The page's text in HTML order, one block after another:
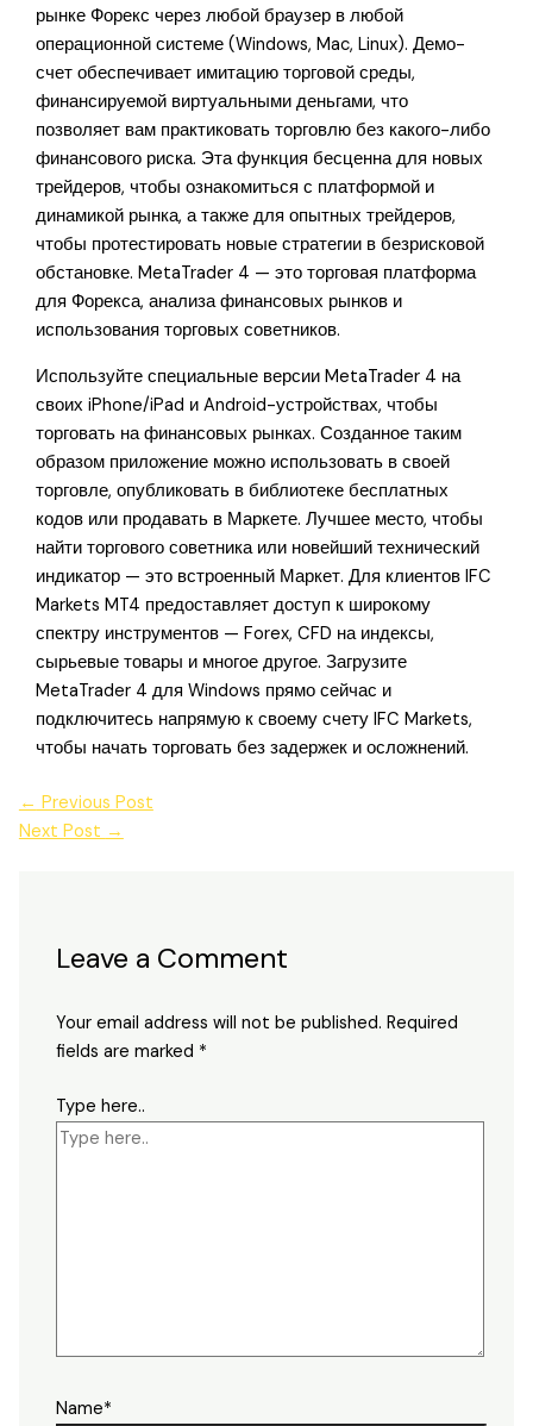
рынке Форекс через любой браузер в любой
операционной системе (Windows, Mac, Linux). Демо-
счет обеспечивает имитацию торговой среды,
финансируемой виртуальными деньгами, что
позволяет вам практиковать торговлю без какого-либо
финансового риска. Эта функция бесценна для новых
трейдеров, чтобы ознакомиться с платформой и
динамикой рынка, а также для опытных трейдеров,
чтобы протестировать новые стратегии в безрисковой
обстановке. MetaTrader 4 — это торговая платформа
для Форекса, анализа финансовых рынков и
использования торговых советников.
Используйте специальные версии MetaTrader 4 на
своих iPhone/iPad и Android-устройствах, чтобы
торговать на финансовых рынках. Созданное таким
образом приложение можно использовать в своей
торговле, опубликовать в библиотеке бесплатных
кодов или продавать в Маркете. Лучшее место, чтобы
найти торгового советника или новейший технический
индикатор — это встроенный Маркет. Для клиентов IFC
Markets MT4 предоставляет доступ к широкому
спектру инструментов — Forex, CFD на индексы,
сырьевые товары и многое другое. Загрузите
MetaTrader 4 для Windows прямо сейчас и
подключитесь напрямую к своему счету IFC Markets,
чтобы начать торговать без задержек и осложнений.
← Previous Post
Next Post →
Leave a Comment
Your email address will not be published. Required
fields are marked *
Type here..
Name*